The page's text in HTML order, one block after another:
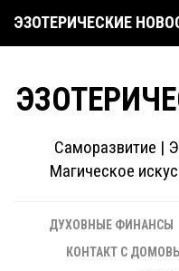
ЭЗОТЕРИЧЕСКИЕ
Саморазвитие |
Магическое
ДУХОВНЫЕ ФИНАНСЫ
КОНТАКТ С